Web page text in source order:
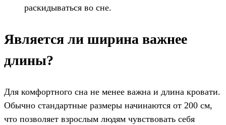
раскидываться во сне.
Является ли ширина важнее
длины?
Для комфортного сна не менее важна и длина кровати.
Обычно стандартные размеры начинаются от 200 см,
что позволяет взрослым людям чувствовать себя